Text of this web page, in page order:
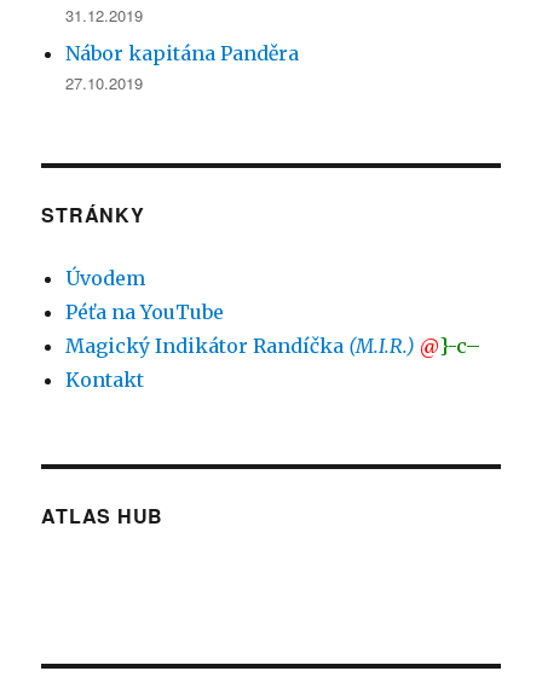
31.12.2019
Nábor kapitána Panděra
27.10.2019
STRÁNKY
Úvodem
Péťa na YouTube
Magický Indikátor Randíčka (M.I.R.) @}-c–
Kontakt
ATLAS HUB